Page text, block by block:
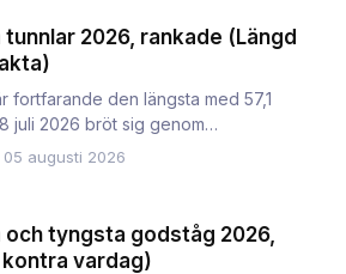
2026, rankade (Längd
fortfarande den längsta med 57,1
juli 2026 bröt sig genom
05 augusti 2026
och tyngsta godståg 2026,
vardag)